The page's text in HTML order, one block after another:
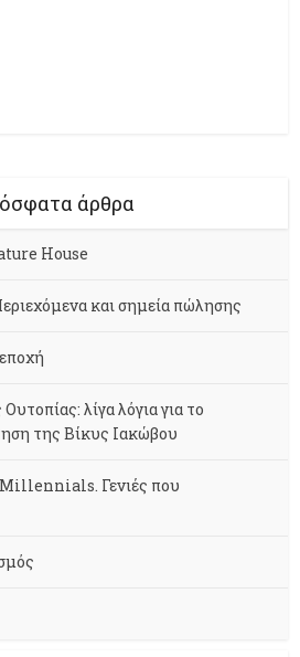
άρθρα
House
και σημεία πώλησης
λίγα λόγια για το
της Βίκυς Ιακώβου
Γενιές που